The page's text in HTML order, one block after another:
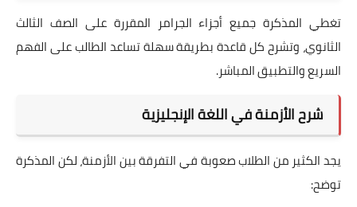
تغطي المذكرة جميع أجزاء الجرامر المقررة على الصف الثالث
الثانوي، وتشرح كل قاعدة بطريقة سهلة تساعد الطالب على الفهم
السريع والتطبيق المباشر.
شرح الأزمنة في اللغة الإنجليزية
يجد الكثير من الطلاب صعوبة في التفرقة بين الأزمنة، لكن المذكرة
توضح: